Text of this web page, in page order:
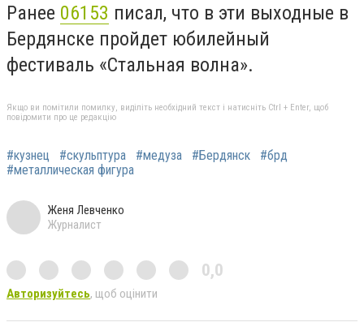
Ранее 06153 писал, что в эти выходные в
Бердянске пройдет юбилейный
фестиваль «Стальная волна».
Якщо ви помітили помилку, виділіть необхідний текст і натисніть Ctrl + Enter, щоб
повідомити про це редакцію
#кузнец #скульптура #медуза #Бердянск
#брд
#металлическая фигура
Женя Левченко
Журналист
0,0
Авторизуйтесь, щоб оцінити